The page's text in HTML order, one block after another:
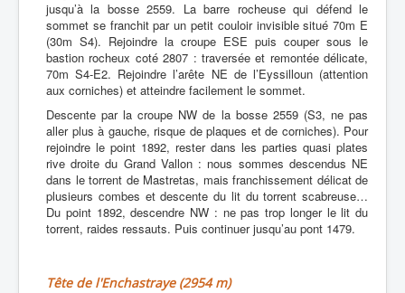
jusqu’à la bosse 2559. La barre rocheuse qui défend le
sommet se franchit par un petit couloir invisible situé 70m E
(30m S4). Rejoindre la croupe ESE puis couper sous le
bastion rocheux coté 2807 : traversée et remontée délicate,
70m S4-E2. Rejoindre l’arête NE de l’Eyssilloun (attention
aux corniches) et atteindre facilement le sommet.
Descente par la croupe NW de la bosse 2559 (S3, ne pas
aller plus à gauche, risque de plaques et de corniches). Pour
rejoindre le point 1892, rester dans les parties quasi plates
rive droite du Grand Vallon : nous sommes descendus NE
dans le torrent de Mastretas, mais franchissement délicat de
plusieurs combes et descente du lit du torrent scabreuse…
Du point 1892, descendre NW : ne pas trop longer le lit du
torrent, raides ressauts. Puis continuer jusqu’au pont 1479.
Tête de l'Enchastraye (2954 m)